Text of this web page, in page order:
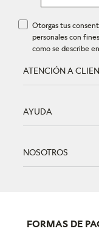
Otorgas tus
personales con
como se describe
ATENCIÓN A
AYUDA
NOSOTROS
FORMAS DE